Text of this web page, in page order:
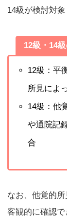
14級が検討対
12級・14
12級：平
所見によ
14級：他
や通院記
合
なお、他覚的
客観的に確認